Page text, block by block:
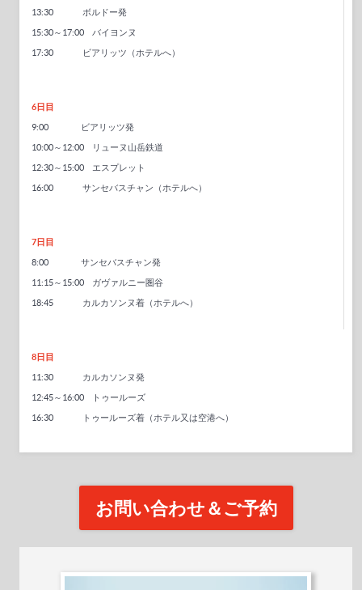
13:30 ボルドー発
15:30～17:00 バイヨンヌ
17:30 ビアリッツ（ホテルへ）
6日目
9:00 ビアリッツ発
10:00～12:00 リューヌ山岳鉄道
12:30～15:00 エスプレット
16:00 サンセバスチャン（ホテルへ）
7日目
8:00 サンセバスチャン発
11:15～15:00 ガヴァルニー圏谷
18:45 カルカソンヌ着（ホテルへ）
8日目
11:30 カルカソンヌ発
12:45～16:00 トゥールーズ
16:30 トゥールーズ着（ホテル又は空港へ）
お問い合わせ＆ご予約